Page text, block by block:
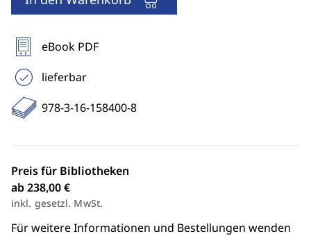
eBook PDF
lieferbar
978-3-16-158400-8
Preis für Bibliotheken
ab 238,00 €
inkl. gesetzl. MwSt.
Für weitere Informationen und Bestellungen wenden